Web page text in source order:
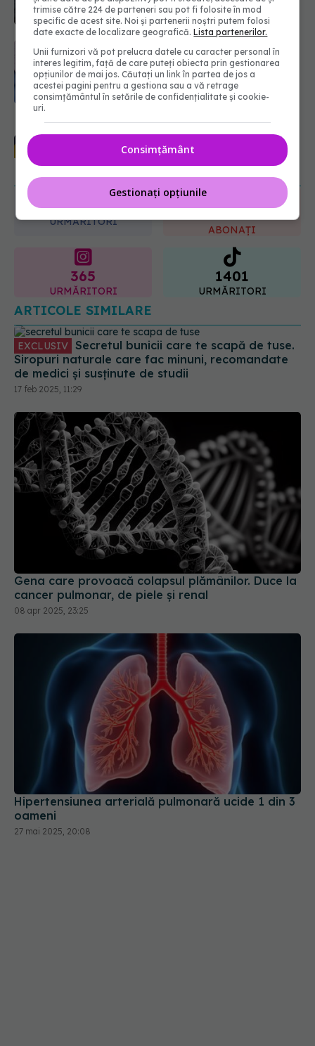
06.08.2026, 16:19
Ilie Bolojan, anunț despre spitale în
contextul crizei energetice
06.08.2026, 15:24
EXCLUSIV Cancerele ginecologice
care pot fi tratate fără operație. Dr.
Sorin Bogdan (SANADOR): Chirurgia
este indicată doar punctual, pentru
anumite categorii de paciente
06.08.2026, 19:05
URMĂREȘTE-NE ȘI PE:
URMĂRITORI
ABONAȚI
365 1401
URMĂRITORI
ARTICOLE SIMILARE
EXCLUSIV Secretul bunicii care te scapă de tuse.
Siropuri naturale care fac minuni, recomandate
de medici și susținute de studii
17 feb 2025, 11:29
Gena care provoacă colapsul plămânilor. Duce la
cancer pulmonar, de piele și renal
08 apr 2025, 23:25
Hipertensiunea arterială pulmonară ucide 1 din 3
trimise către 224 de parteneri sau pot fi folosite în mod
specific de acest site. Noi și partenerii noștri putem folosi
date exacte de localizare geografică.Lista partenerilor.
Unii furnizori vă pot prelucra datele cu caracter personal în
interes legitim, față de care puteți obiecta prin gestionarea
opțiunilor de mai jos. Căutați un link în partea de jos a
acestei pagini pentru a gestiona sau a vă retrage
consimțământul în setările de confidențialitate și cookie-
uri.
Consimțământ
Gestionați opțiunile